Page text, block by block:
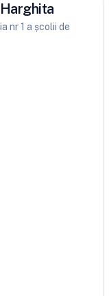
nr 1 a școlii de